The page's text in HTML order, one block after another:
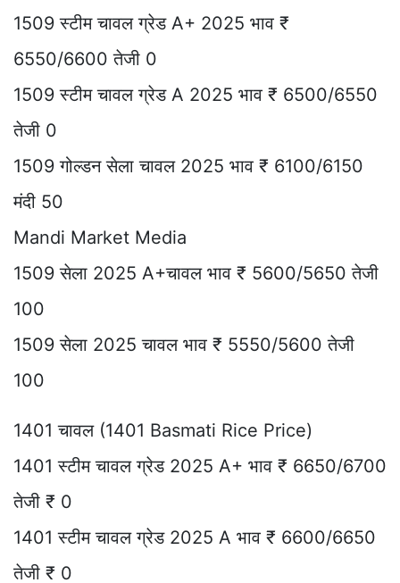
1509 स्टीम चावल ग्रेड A+ 2025 भाव ₹
6550/6600 तेजी 0
1509 स्टीम चावल ग्रेड A 2025 भाव ₹ 6500/6550
तेजी 0
1509 गोल्डन सेला चावल 2025 भाव ₹ 6100/6150
मंदी 50
Mandi Market Media
1509 सेला 2025 A+चावल भाव ₹ 5600/5650 तेजी
100
1509 सेला 2025 चावल भाव ₹ 5550/5600 तेजी
100
1401 चावल (1401 Basmati Rice Price)
1401 स्टीम चावल ग्रेड 2025 A+ भाव ₹ 6650/6700
तेजी ₹ 0
1401 स्टीम चावल ग्रेड 2025 A भाव ₹ 6600/6650
तेजी ₹ 0